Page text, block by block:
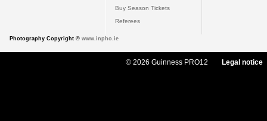
Buy Season Tickets
Referees
Photography Copyright © www.inpho.ie
© 2026 Guinness PRO12 Legal notice